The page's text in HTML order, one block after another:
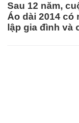
Sau 12 năm,
Áo dài 2014 có
lập gia đình và